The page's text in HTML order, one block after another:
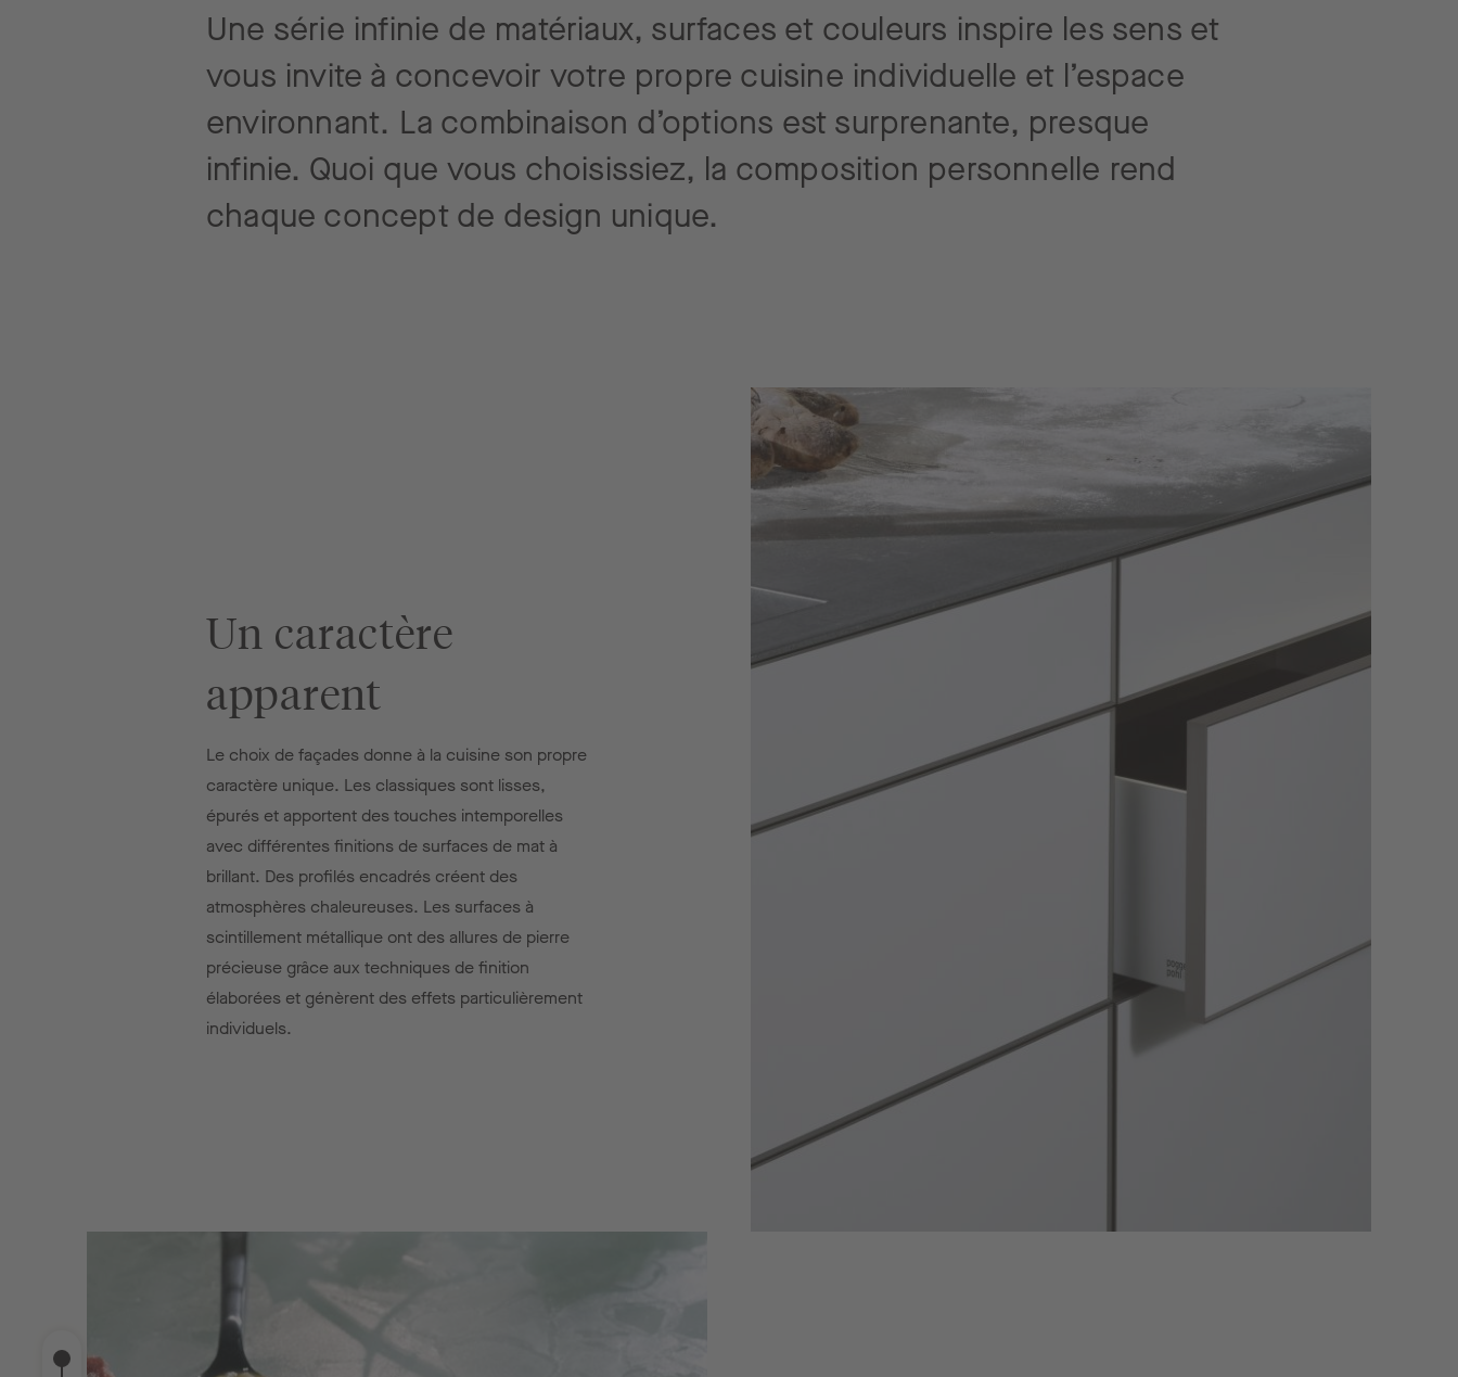
Une série infinie de matériaux, surfaces et couleurs inspire les sens et
vous invite à concevoir votre propre cuisine individuelle et l’espace
environnant. La combinaison d’options est surprenante, presque
infinie. Quoi que vous choisissiez, la composition personnelle rend
chaque concept de design unique.
Un caractère
apparent
Le choix de façades donne à la cuisine son propre
caractère unique. Les classiques sont lisses,
épurés et apportent des touches intemporelles
avec différentes finitions de surfaces de mat à
brillant. Des profilés encadrés créent des
atmosphères chaleureuses. Les surfaces à
scintillement métallique ont des allures de pierre
précieuse grâce aux techniques de finition
élaborées et génèrent des effets particulièrement
individuels.